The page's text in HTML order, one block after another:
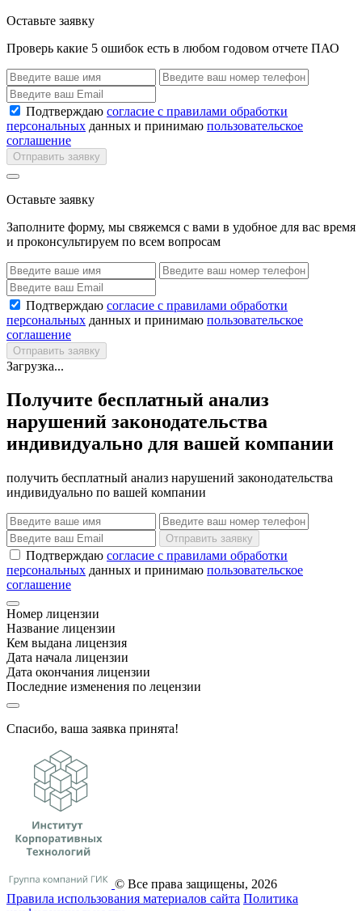
Оставьте заявку
Проверь какие 5 ошибок есть в любом годовом отчете ПАО
Подтверждаю согласие с правилами обработки
персональных данных и принимаю пользовательское
соглашение
Отправить заявку
Оставьте заявку
Заполните форму, мы свяжемся с вами в удобное для вас время
и проконсультируем по всем вопросам
Подтверждаю согласие с правилами обработки
персональных данных и принимаю пользовательское
соглашение
Отправить заявку
Загрузка...
Получите бесплатный анализ
нарушений законодательства
индивидуально для вашей компании
получить бесплатный анализ нарушений законодательства
индивидуально по вашей компании
Отправить заявку
Подтверждаю согласие с правилами обработки
персональных данных и принимаю пользовательское
соглашение
Номер лицензии
Название лицензии
Кем выдана лицензия
Дата начала лицензии
Дата окончания лицензии
Последние изменения по лецензии
Спасибо, ваша заявка принята!
© Все права защищены, 2026
Правила использования материалов сайта Политика